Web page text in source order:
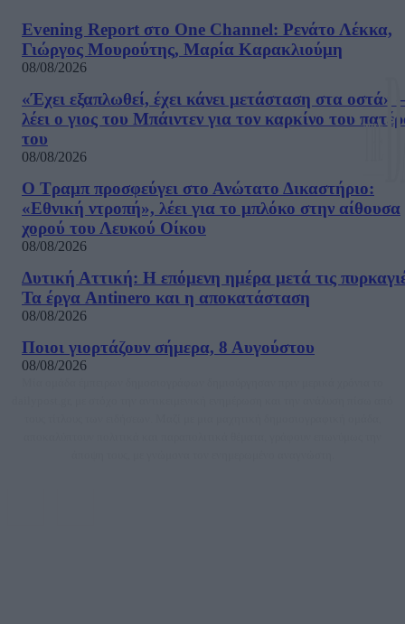
Evening Report στο One Channel: Ρενάτο Λέκκα,
Γιώργος Μουρούτης, Μαρία Καρακλιούμη
08/08/2026
«Έχει εξαπλωθεί, έχει κάνει μετάσταση στα οστά»
λέει ο γιος του Μπάιντεν για τον καρκίνο του
του
08/08/2026
Ο Τραμπ προσφεύγει στο Ανώτατο Δικαστήριο:
«Εθνική ντροπή», λέει για το μπλόκο στην αίθουσα
χορού του Λευκού Οίκου
08/08/2026
Δυτική Αττική: Η επόμενη ημέρα μετά τις
Τα έργα Antinero και η αποκατάσταση
08/08/2026
Ποιοι γιορτάζουν σήμερα, 8 Αυγούστου
08/08/2026